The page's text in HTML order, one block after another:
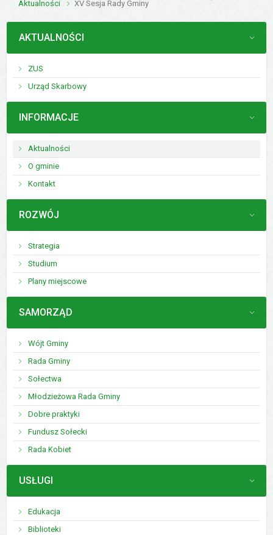
Aktualności
XV Sesja Rady Gminy
MENU
AKTUALNOŚCI
ZUS
Urząd Skarbowy
MENU
INFORMACJE
Aktualności
O gminie
Kontakt
MENU
ROZWÓJ
Strategia
Studium
Plany miejscowe
MENU
SAMORZĄD
Wójt Gminy
Rada Gminy
Sołectwa
Młodzieżowa Rada Gminy
Dobre praktyki
Fundusz Sołecki
Rada Kobiet
MENU
USŁUGI
Edukacja
Biblioteki